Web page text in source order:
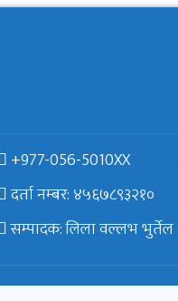
+977-056-5010XX
दर्ता नम्बर: ४५६७८९३२१०
सम्पादक: लिला वल्लभ भुर्तेल